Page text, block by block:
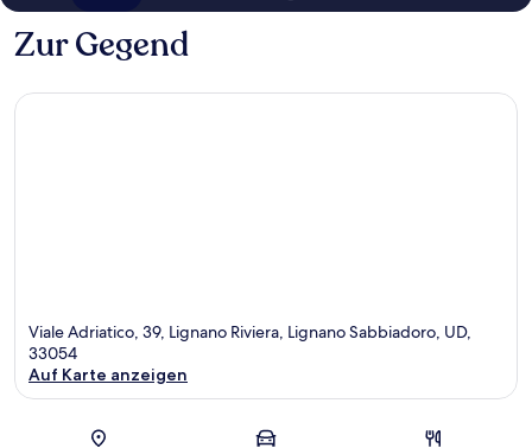
Zur Gegend
Viale Adriatico, 39, Lignano Riviera, Lignano Sabbiadoro, UD,
33054
Auf Karte anzeigen